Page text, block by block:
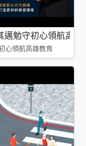
勉守初心領航高雄
心領航高雄教育